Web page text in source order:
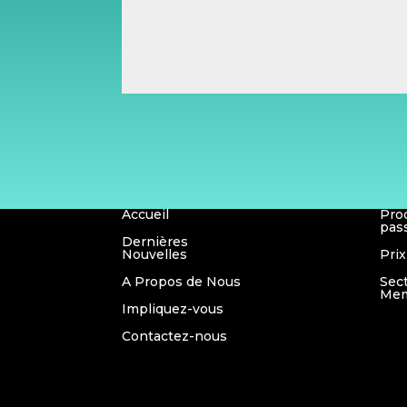
Accueil
Dernières
Nouvelles
A Propos de Nous
Impliquez-vous
Contactez-nous
Prix